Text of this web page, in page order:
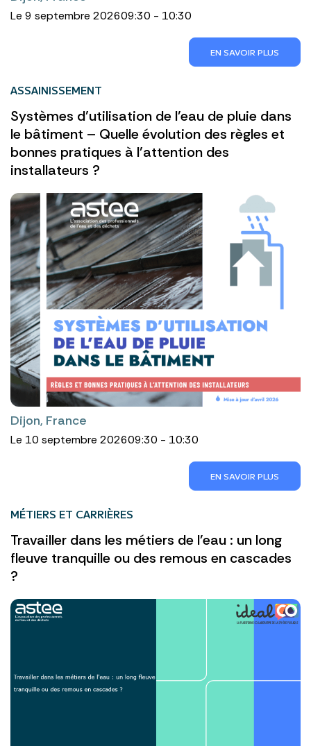
Le 9 septembre 202609:30 - 10:30
EN SAVOIR PLUS
ASSAINISSEMENT
Systèmes d’utilisation de l’eau de pluie dans
le bâtiment – Quelle évolution des règles et
bonnes pratiques à l’attention des
installateurs ?
Dijon, France
Le 10 septembre 202609:30 - 10:30
EN SAVOIR PLUS
MÉTIERS ET CARRIÈRES
Travailler dans les métiers de l'eau : un long
fleuve tranquille ou des remous en cascades
?